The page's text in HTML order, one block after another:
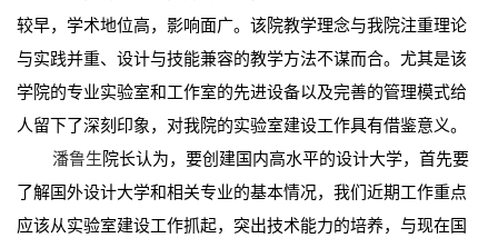
较早，学术地位高，影响面广。该院教学理念与我院注重理论
与实践并重、设计与技能兼容的教学方法不谋而合。尤其是该
学院的专业实验室和工作室的先进设备以及完善的管理模式给
人留下了深刻印象，对我院的实验室建设工作具有借鉴意义。
潘鲁生院长认为，要创建国内高水平的设计大学，首先要
了解国外设计大学和相关专业的基本情况，我们近期工作重点
应该从实验室建设工作抓起，突出技术能力的培养，与现在国